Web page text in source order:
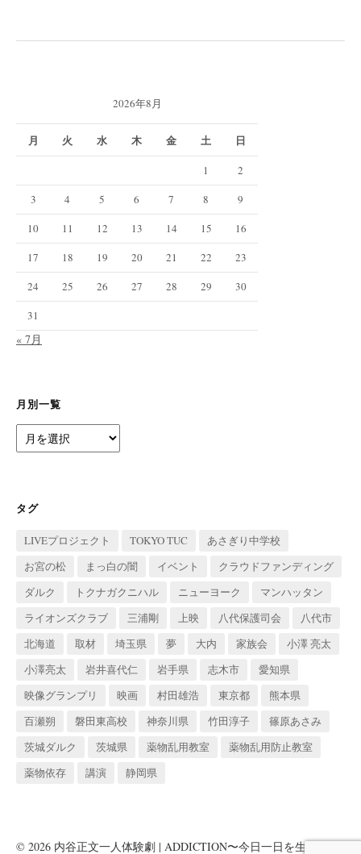
ョ
2026年8月
月 火 水 木 金 土 日
1
2
3
4 5 6 7 8
9
10
11 12 13 14 15
16
17
18 19 20 21 22
23
24
25 26 27 28 29
30
31
« 7月
月別一覧
別
タグ
LIVEプロジェクト TOKYO TUC
あさぎり中学校
お宮の松
まっ白の闇 イベント
クラウドファンディング
ダルク
トクナガクニハル ニューヨーク
マンハッタン
ライオンズクラブ
三浦剛 上映 八代保護司会
八代市
北海道
取材 埼玉県 夢 大内 家族会
小澤 亮太
小澤亮太
岩井喜代仁 岩手県 志木市
愛知県
映像グランプリ
映画 村田雄浩 東京都
熊本県
百瀬朔
磐田東高校 神奈川県 竹田淳子
篠原あさみ
茨城ダルク
茨城県 薬物乱用教室
薬物乱用防止教室
薬物依存
講演 静岡県
© 2026 内谷正文一人体験劇 | ADDICTION〜今日一日を生きる